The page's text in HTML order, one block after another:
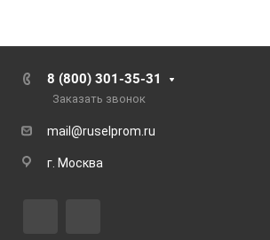
8 (800) 301-35-31
Заказать звонок
mail@ruselprom.ru
г. Москва